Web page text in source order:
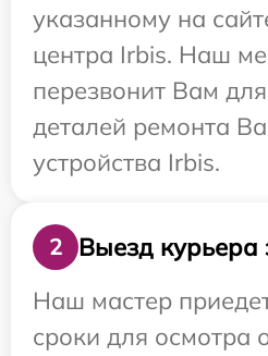
указанному на
центра Irbis. Наш
перезвонит Вам
деталей ремонта
устройства Irbis.
2
Выезд курьера
Наш мастер
сроки для осмотра